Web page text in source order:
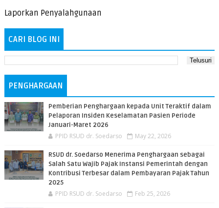
Laporkan Penyalahgunaan
CARI BLOG INI
PENGHARGAAN
Pemberian Penghargaan kepada Unit Teraktif dalam
Pelaporan Insiden Keselamatan Pasien Periode
Januari-Maret 2026
PPID RSUD dr. Soedarso May 22, 2026
RSUD dr. Soedarso Menerima Penghargaan sebagai
Salah Satu Wajib Pajak Instansi Pemerintah dengan
Kontribusi Terbesar dalam Pembayaran Pajak Tahun
2025
PPID RSUD dr. Soedarso Feb 25, 2026